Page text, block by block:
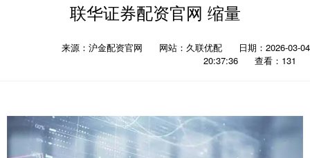
联华证券配资官网 缩量
来源：沪金配资官网 网站：久联优配
日期：2026-03-04
20:37:36
查看：131